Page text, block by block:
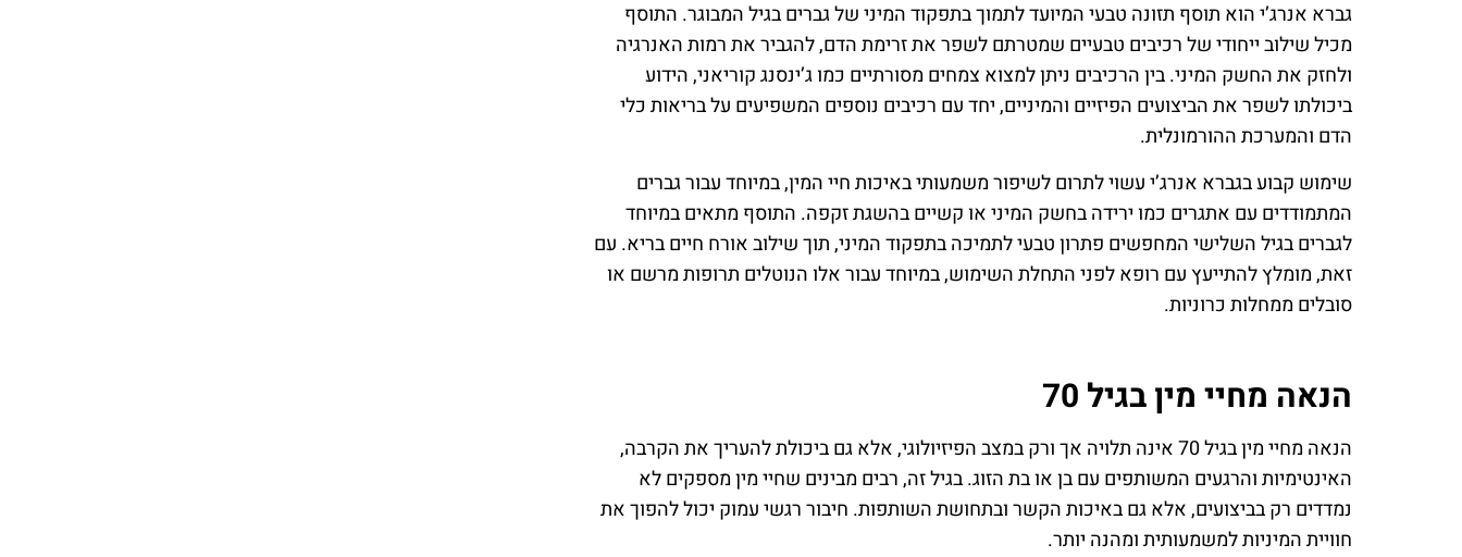
גברא אנרג’י הוא תוסף תזונה טבעי המיועד לתמוך בתפקוד המיני של גברים בגיל המבוגר. התוסף
מכיל שילוב ייחודי של רכיבים טבעיים שמטרתם לשפר את זרימת הדם, להגביר את רמות האנרגיה
ולחזק את החשק המיני. בין הרכיבים ניתן למצוא צמחים מסורתיים כמו ג’ינסנג קוריאני, הידוע
ביכולתו לשפר את הביצועים הפיזיים והמיניים, יחד עם רכיבים נוספים המשפיעים על בריאות כלי
הדם והמערכת ההורמונלית.
שימוש קבוע בגברא אנרג’י עשוי לתרום לשיפור משמעותי באיכות חיי המין, במיוחד עבור גברים
המתמודדים עם אתגרים כמו ירידה בחשק המיני או קשיים בהשגת זקפה. התוסף מתאים במיוחד
לגברים בגיל השלישי המחפשים פתרון טבעי לתמיכה בתפקוד המיני, תוך שילוב אורח חיים בריא. עם
זאת, מומלץ להתייעץ עם רופא לפני התחלת השימוש, במיוחד עבור אלו הנוטלים תרופות מרשם או
סובלים ממחלות כרוניות.
הנאה מחיי מין בגיל 70
הנאה מחיי מין בגיל 70 אינה תלויה אך ורק במצב הפיזיולוגי, אלא גם ביכולת להעריך את הקרבה,
האינטימיות והרגעים המשותפים עם בן או בת הזוג. בגיל זה, רבים מבינים שחיי מין מספקים לא
נמדדים רק בביצועים, אלא גם באיכות הקשר ובתחושת השותפות. חיבור רגשי עמוק יכול להפוך את
חוויית המיניות למשמעותית ומהנה יותר.